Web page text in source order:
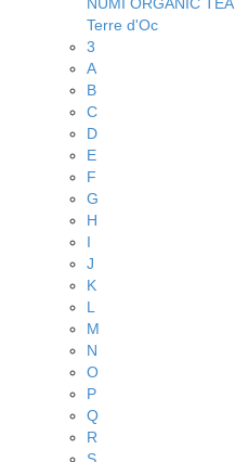
Terre d'Oc
3
A
B
C
D
E
F
G
H
I
J
K
L
M
N
O
P
Q
R